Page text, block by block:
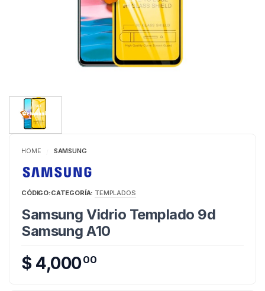
HOME SAMSUNG
CÓDIGO:CATEGORÍA: TEMPLADOS
Samsung Vidrio Templado 9d
Samsung A10
$ 4,00000